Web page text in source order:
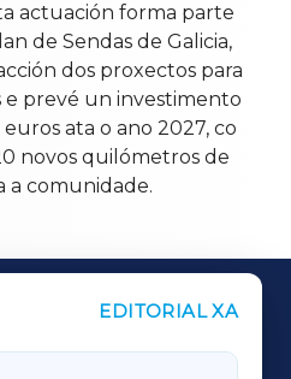
actuación forma parte
de Sendas de Galicia,
dos proxectos para
e prevé un investimento
ata o ano 2027, co
novos quilómetros de
a comunidade.
EDITORIAL XA